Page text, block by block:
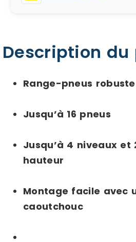
Description
Range-pneus robuste
Jusqu’à 16 pneus
Jusqu’à 4 niveaux et
hauteur
Montage facile avec
caoutchouc